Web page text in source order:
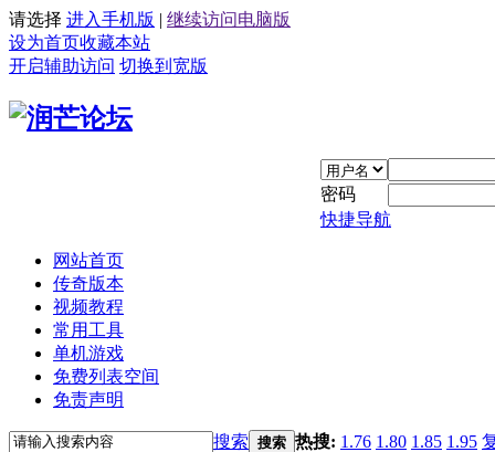
请选择 进入手机版 | 继续访问电脑版
设为首页收藏本站
开启辅助访问 切换到宽版
密码
快捷导航
网站首页
传奇版本
视频教程
常用工具
单机游戏
免费列表空间
免责声明
搜索 搜索 热搜: 1.76 1.80 1.85 1.95